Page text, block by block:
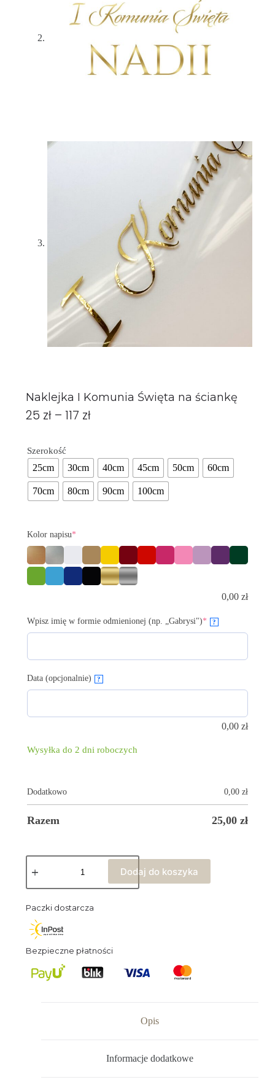
Naklejka I Komunia Święta na ściankę
25 zł – 117 zł
Szerokość
25cm 30cm 40cm 45cm 50cm 60cm
70cm 80cm 90cm 100cm
Kolor napisu*
0,00zł
Wpisz imię w formie odmienionej (np. „Gabrysi")* ?
Data (opcjonalnie) ?
0,00zł
Wysyłka do 2 dni roboczych
Dodatkowo 0,00zł
Razem 25,00zł
Dodaj do koszyka
Paczki dostarcza
Bezpieczne płatności
Opis
Informacje dodatkowe